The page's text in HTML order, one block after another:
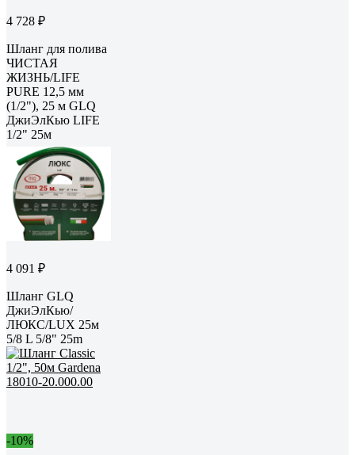
4 728 ₽
Шланг для полива
ЧИСТАЯ
ЖИЗНЬ/LIFE
PURE 12,5 мм
(1/2"), 25 м GLQ
ДжиЭлКью LIFE
1/2" 25м
4 091 ₽
Шланг GLQ
ДжиЭлКью/
ЛЮКС/LUX 25м
5/8 L 5/8" 25m
-10%